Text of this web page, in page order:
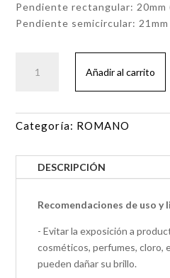
Pendiente rectangular: 20mm
Pendiente semicircular: 21mm
ROMANO
Añadir al carrito
Categoría: ROMANO
DESCRIPCIÓN
Recomendaciones de uso y
- Evitar la exposición a
cosméticos, perfumes, cloro,
pueden dañar su brillo.